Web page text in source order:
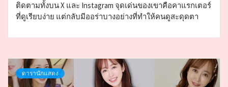
ติดตามทั้งบน X และ Instagram จุดเด่นของเขาคือคาแรกเตอร์
ที่ดูเรียบง่าย แต่กลับมีออร่าบางอย่างที่ทำให้คนดูสะดุดตา
ดารานักแสดง